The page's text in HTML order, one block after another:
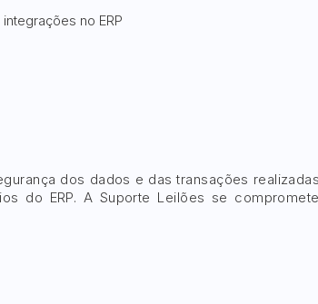
no ERP
dos dados e das transações
do ERP. A Suporte Leilões se